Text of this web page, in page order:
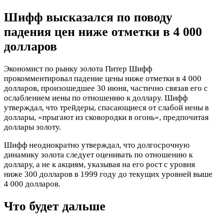
Шифф высказался по поводу
падения цен ниже отметки в 4 000
долларов
Экономист по рынку золота Питер Шифф
прокомментировал падение цены ниже отметки в 4 000
долларов, произошедшее 30 июня, частично связав его с
ослаблением иены по отношению к доллару. Шифф
утверждал, что трейдеры, спасающиеся от слабой иены в
доллары, «прыгают из сковородки в огонь», предпочитая
доллары золоту.
Шифф неоднократно утверждал, что долгосрочную
динамику золота следует оценивать по отношению к
доллару, а не к акциям, указывая на его рост с уровня
ниже 300 долларов в 1999 году до текущих уровней выше
4 000 долларов.
Что будет дальше